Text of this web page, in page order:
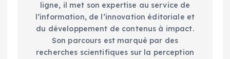
ligne, il met son expertise au service de
l’information, de l’innovation éditoriale et
du développement de contenus à impact.
Son parcours est marqué par des
recherches scientifiques sur la perception